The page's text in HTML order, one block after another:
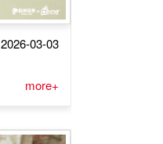
2026-03-03
more+